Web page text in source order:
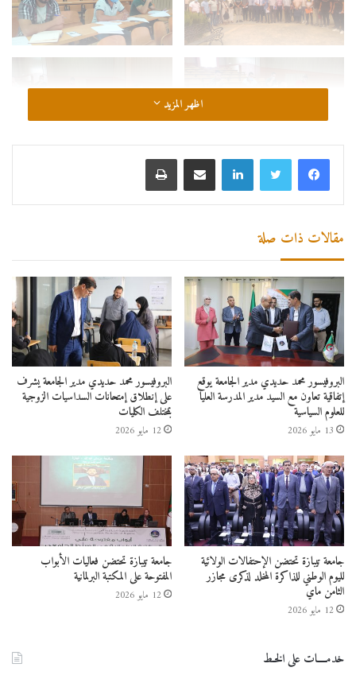
الدكتور محمد يونسي
المركز الجامعي تيبازة
اظهر المزيد
لينكدإن مشاركة عبر البريد طباعة
مقالات ذات صلة
البروفيسور محمد حديدي مدير الجامعة يوقع
إتفاقية تعاون مع السيد مدير المدرسة العليا
للعلوم السياسية
13 مايو 2026
البروفيسور محمد حديدي مدير الجامعة يشرف
على إنطلاق إمتحانات السداسيات الزوجية
بمختلف الكليات
12 مايو 2026
جامعة تيبازة تحتضن الإحتفالات الولائية
لليوم الوطني للذاكرة المخلد لذكرى مجازر
الثامن ماي
12 مايو 2026
جامعة تيبازة تحتضن فعاليات الأبواب
المفتوحة على المكتبة البرلمانية
12 مايو 2026
خدمــــات على الخـط